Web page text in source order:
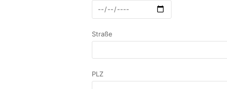
Straße
PLZ